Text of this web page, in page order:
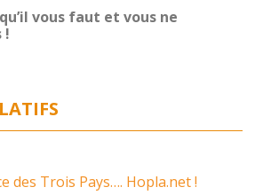
vous faut et vous ne
!
des Trois Pays…. Hopla.net !